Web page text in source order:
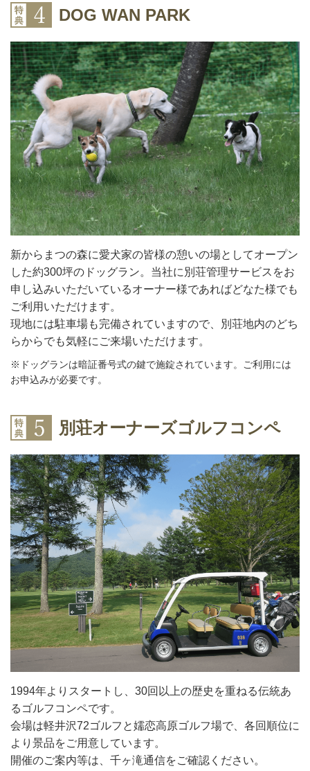
DOG WAN PARK
新からまつの森に愛犬家の皆様の憩いの場としてオープン
した約300坪のドッグラン。当社に別荘管理サービスをお
申し込みいただいているオーナー様であればどなた様でも
ご利用いただけます。
現地には駐車場も完備されていますので、別荘地内のどち
らからでも気軽にご来場いただけます。
※ドッグランは暗証番号式の鍵で施錠されています。ご利用には
お申込みが必要です。
別荘オーナーズゴルフコンペ
1994年よりスタートし、30回以上の歴史を重ねる伝統あ
るゴルフコンペです。
会場は軽井沢72ゴルフと嬬恋高原ゴルフ場で、各回順位に
より景品をご用意しています。
開催のご案内等は、千ヶ滝通信をご確認ください。